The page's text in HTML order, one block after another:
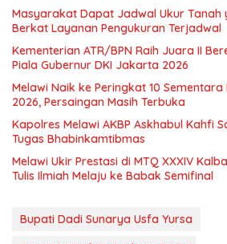
Masyarakat Dapat Jadwal Ukur Tanah
Berkat Layanan Pengukuran Terjadwal
Kementerian ATR/BPN Raih Juara II
Piala Gubernur DKI Jakarta 2026
Melawi Naik ke Peringkat 10 Sementara
2026, Persaingan Masih Terbuka
Kapolres Melawi AKBP Askhabul Kahfi
Tugas Bhabinkamtibmas
Melawi Ukir Prestasi di MTQ XXXIV
Tulis Ilmiah Melaju ke Babak Semifinal
Bupati Dadi Sunarya Usfa Yursa